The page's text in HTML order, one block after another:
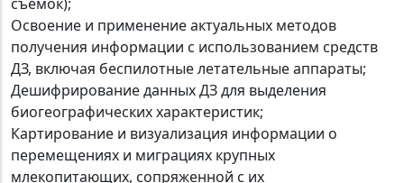
Освоение и применение актуальных методов
получения информации с использованием средств
ДЗ, включая беспилотные летательные аппараты;
Дешифрирование данных ДЗ для выделения
биогеографических характеристик;
Картирование и визуализация информации о
перемещениях и миграциях крупных
млекопитающих, сопряженной с их